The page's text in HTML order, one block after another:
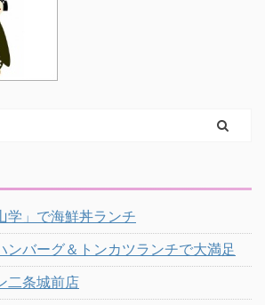
学」で海鮮丼ランチ
ンバーグ＆トンカツランチで大満足
二条城前店